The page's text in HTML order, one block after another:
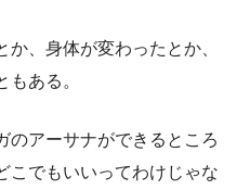
、身体が変わったとか、
もある。
のアーサナができるところ
こでもいいってわけじゃな